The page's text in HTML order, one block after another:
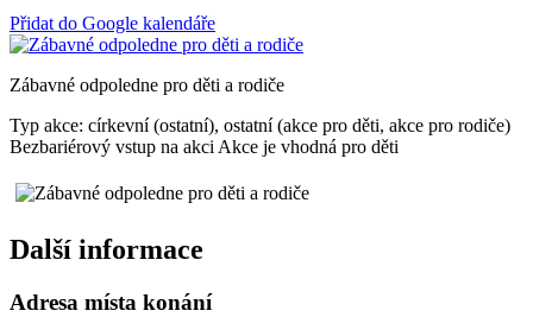
Přidat do Google kalendáře
Zábavné odpoledne pro děti a rodiče
Typ akce: církevní (ostatní), ostatní (akce pro děti, akce pro rodiče)
Bezbariérový vstup na akci Akce je vhodná pro děti
Další informace
Adresa místa konání